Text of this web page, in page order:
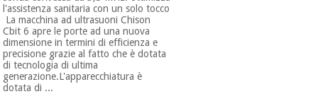
l'assistenza sanitaria con un solo tocco
​ La macchina ad ultrasuoni Chison
Cbit 6 apre le porte ad una nuova
dimensione in termini di efficienza e
precisione grazie al fatto che è dotata
di tecnologia di ultima
generazione.L'apparecchiatura è
dotata di ...